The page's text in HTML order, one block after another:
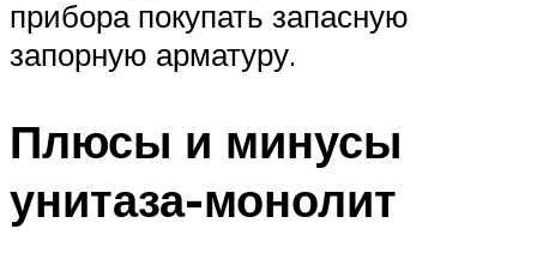
прибора покупать запасную
запорную арматуру.
Плюсы и минусы
унитаза-монолит